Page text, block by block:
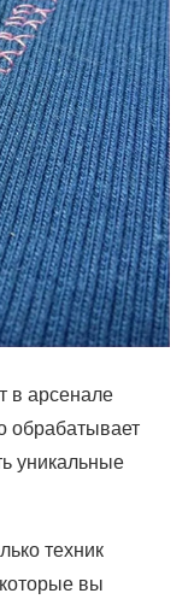
в арсенале
обрабатывает
уникальные
техник
вы